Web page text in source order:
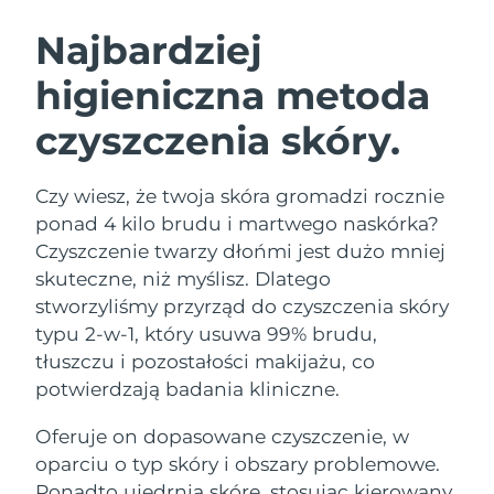
Najbardziej
higieniczna metoda
czyszczenia skóry.
Czy wiesz, że twoja skóra gromadzi rocznie
ponad 4 kilo brudu i martwego naskórka?
Czyszczenie twarzy dłońmi jest dużo mniej
skuteczne, niż myślisz. Dlatego
stworzyliśmy przyrząd do czyszczenia skóry
typu 2-w-1, który usuwa 99% brudu,
tłuszczu i pozostałości makijażu, co
potwierdzają badania kliniczne.
Oferuje on dopasowane czyszczenie, w
oparciu o typ skóry i obszary problemowe.
URODY
Oczyszczanie twarzy
LUNA™ 4 zestaw
Anti-aging massage
LUNA™ 4 Plus
Massage, LED heating
For men, anti-aging massage
Lifting twarzy
BEAR™ 2 zestaw
Microcurrent toning
BEAR™ 2 go
Microcurrent toning on-the-go
Microcurrent line smoothing device
Nawilżenie
UFO™ 3 zestaw
Deep facial hydration
UFO™ 3 LED
Near-infrared and red light therapy
device
Pielęgnacja jamy
ustnej
issa™ 4
Hybrid silicone sonic toothbrush
issa™ 4 plus
Smart hybrid silicone sonic toothbrush
FAQ™ ZABIEG ANTI-AGING
Anti-aging Zabiegi LED
Australia
Oczekiwany czas dostawy
8/14/26
Austria
Oczekiwany czas dostawy
Bahrajn
Oczekiwany czas dostawy
8/12/26
Belgia
Oczekiwany czas dostawy
8/11/26
Bermudy
Oczekiwany czas dostawy
Hercegowina
8/14/26
Oczekiwany czas dostawy